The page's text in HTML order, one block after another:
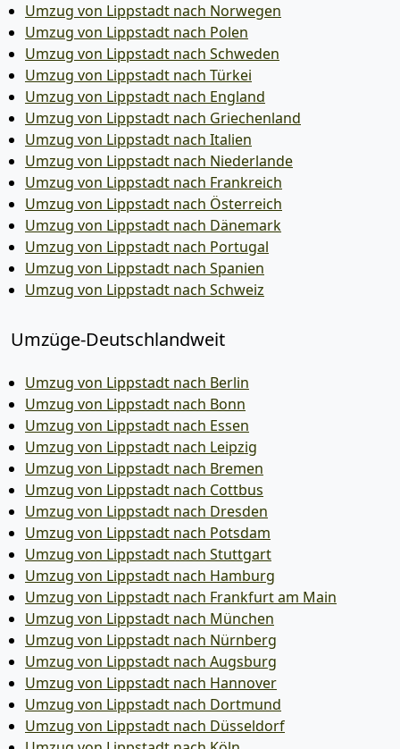
Umzug von Lippstadt nach Norwegen
Umzug von Lippstadt nach Polen
Umzug von Lippstadt nach Schweden
Umzug von Lippstadt nach Türkei
Umzug von Lippstadt nach England
Umzug von Lippstadt nach Griechenland
Umzug von Lippstadt nach Italien
Umzug von Lippstadt nach Niederlande
Umzug von Lippstadt nach Frankreich
Umzug von Lippstadt nach Österreich
Umzug von Lippstadt nach Dänemark
Umzug von Lippstadt nach Portugal
Umzug von Lippstadt nach Spanien
Umzug von Lippstadt nach Schweiz
Umzüge-Deutschlandweit
Umzug von Lippstadt nach Berlin
Umzug von Lippstadt nach Bonn
Umzug von Lippstadt nach Essen
Umzug von Lippstadt nach Leipzig
Umzug von Lippstadt nach Bremen
Umzug von Lippstadt nach Cottbus
Umzug von Lippstadt nach Dresden
Umzug von Lippstadt nach Potsdam
Umzug von Lippstadt nach Stuttgart
Umzug von Lippstadt nach Hamburg
Umzug von Lippstadt nach Frankfurt am Main
Umzug von Lippstadt nach München
Umzug von Lippstadt nach Nürnberg
Umzug von Lippstadt nach Augsburg
Umzug von Lippstadt nach Hannover
Umzug von Lippstadt nach Dortmund
Umzug von Lippstadt nach Düsseldorf